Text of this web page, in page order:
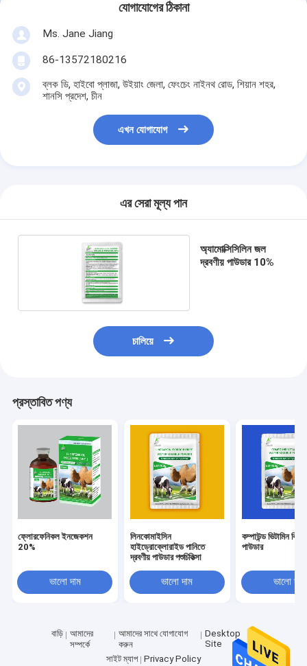
যোগাযোগের ঠিকানা
Ms. Jane Jiang
86-13572180216
ব্লক ডি, হাইবো প্লাজা, উইয়াং জেলা, ফেংচেং নাইনথ রোড, শিয়ান শহর,
শানসি প্রদেশ, চীন
এখন যোগাযোগ
এর সেরা মূল্য পান
অ্যামোক্সিসিলিন জল
দ্রবণীয় পাউডার 10%
চালিয়ে
প্রস্তাবিত পণ্য
ফ্লোরফেনিকল ইনজেকশন
20%
ভালো দাম
লিনকোমাইসিন
হাইড্রোক্লোরাইড পানিতে
দ্রবণীয় পাউডার পশুচিকিত্সা
ভালো দাম
কম্পাউন্ড ভিটামিন বি
পাউডার
ভালো দাম
বাড়ি
আমাদের
সম্পর্কে
আমাদের সাথে যোগাযোগ
করুন
Desktop
Site
সাইট ম্যাপ
Privacy Policy